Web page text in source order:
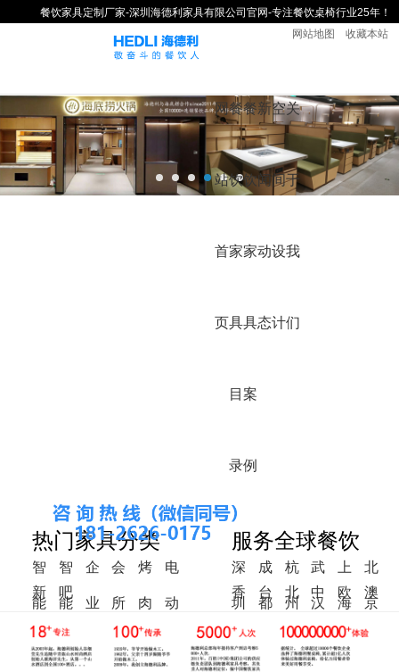
餐饮家具定制厂家-深圳海德利家具有限公司官网-专注餐饮桌椅行业25年！
收藏本站
网站地图
网
站
首
页
餐
饮
家
具
目
录
餐
饮
家
具
案
例
新
闻
动
态
空
间
设
计
关
于
我
们
热门家具分类
智
能
火
智
能
调
企
业
会
所
家
烤
肉
桌
电
动
新
中
式
吧
椅
服务全球餐饮
深
圳
成
都
杭
州
武
汉
上
海
北
京
香
港
台 北
美
中
东
欧
洲
澳
洲